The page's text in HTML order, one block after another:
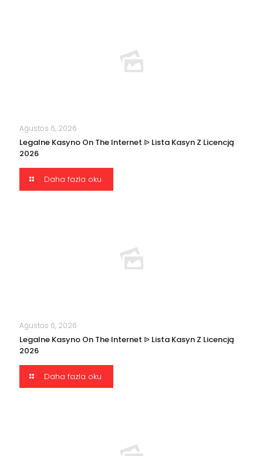
Ağustos 6, 2026
Legalne Kasyno On The Internet ᐉ Lista Kasyn Z Licencją
2026
Daha fazla oku
Ağustos 6, 2026
Legalne Kasyno On The Internet ᐉ Lista Kasyn Z Licencją
2026
Daha fazla oku